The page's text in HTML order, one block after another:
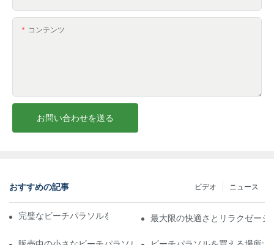
コンテンツ
お問い合わせを送る
おすすめの記事 ニュース
ビデオ
完璧なビーチパラソルを選ぶための究極のガイド最大限の快適さとリラクゼー